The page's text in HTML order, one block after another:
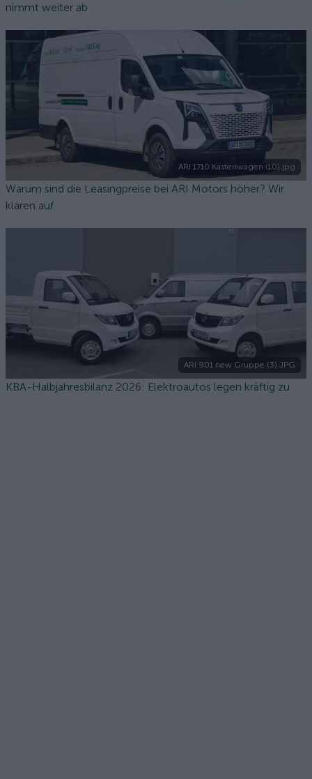
nimmt weiter ab
ARI 1710 Kastenwagen (10).jpg
Warum sind die Leasingpreise bei ARI Motors höher? Wir
klären auf
ARI 901 new Gruppe (3).JPG
KBA-Halbjahresbilanz 2026: Elektroautos legen kräftig zu